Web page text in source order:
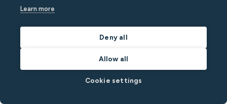
Blog
Storie di successo
Documentazione per sviluppatori
Learn more
Deny all
Allow all
Cookie settings